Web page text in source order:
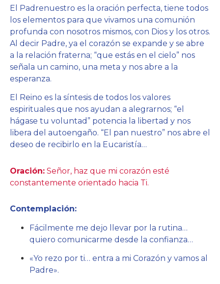
El Padrenuestro es la oración perfecta, tiene todos
los elementos para que vivamos una comunión
profunda con nosotros mismos, con Dios y los otros.
Al decir Padre, ya el corazón se expande y se abre
a la relación fraterna; “que estás en el cielo” nos
señala un camino, una meta y nos abre a la
esperanza.
El Reino es la síntesis de todos los valores
espirituales que nos ayudan a alegrarnos; “el
hágase tu voluntad” potencia la libertad y nos
libera del autoengaño. “El pan nuestro” nos abre el
deseo de recibirlo en la Eucaristía…
Oración: Señor, haz que mi corazón esté
constantemente orientado hacia Ti.
Contemplación:
Fácilmente me dejo llevar por la rutina…
quiero comunicarme desde la confianza…
«Yo rezo por ti… entra a mi Corazón y vamos al
Padre».